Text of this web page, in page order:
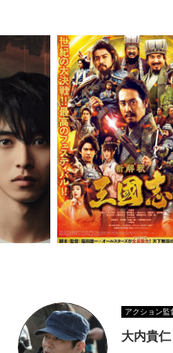
アクション監
大内貴仁